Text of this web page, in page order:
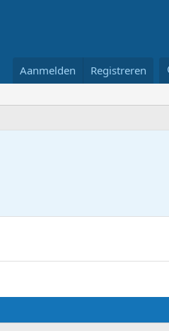
Aanmelden Registreren